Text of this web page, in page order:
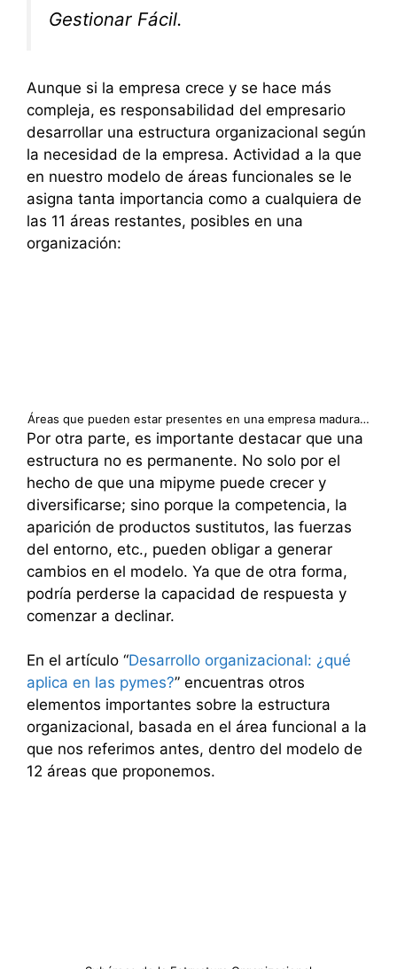
Gestionar Fácil.
Aunque si la empresa crece y se hace más
compleja, es responsabilidad del empresario
desarrollar una estructura organizacional según
la necesidad de la empresa. Actividad a la que
en nuestro modelo de áreas funcionales se le
asigna tanta importancia como a cualquiera de
las 11 áreas restantes, posibles en una
organización:
Áreas que pueden estar presentes en una empresa madura…
Por otra parte, es importante destacar que una
estructura no es permanente. No solo por el
hecho de que una mipyme puede crecer y
diversificarse; sino porque la competencia, la
aparición de productos sustitutos, las fuerzas
del entorno, etc., pueden obligar a generar
cambios en el modelo. Ya que de otra forma,
podría perderse la capacidad de respuesta y
comenzar a declinar.
En el artículo “Desarrollo organizacional: ¿qué
aplica en las pymes?” encuentras otros
elementos importantes sobre la estructura
organizacional, basada en el área funcional a la
que nos referimos antes, dentro del modelo de
12 áreas que proponemos.